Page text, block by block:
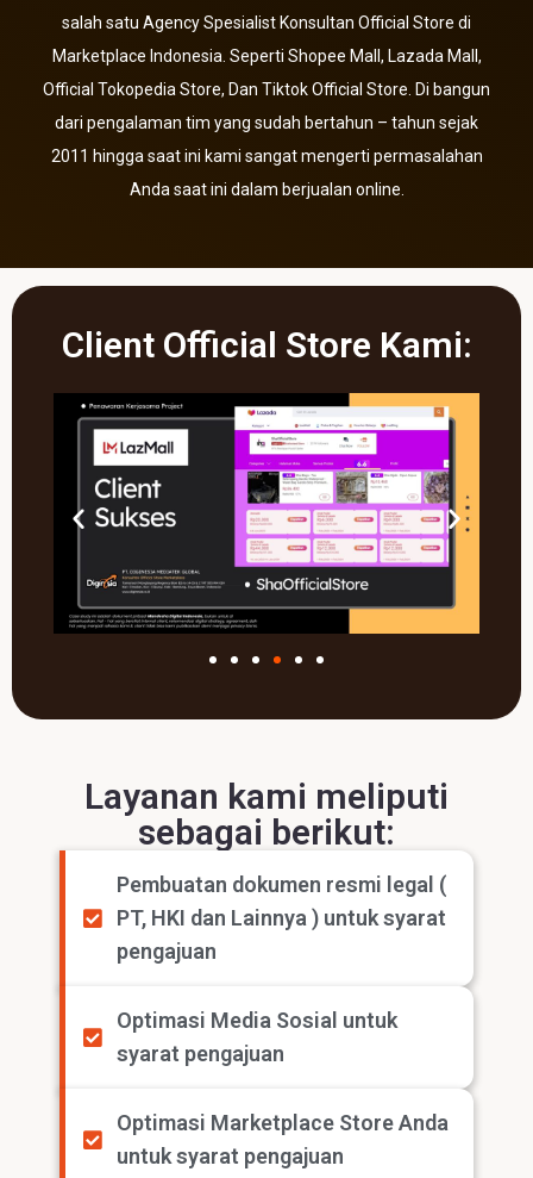
salah satu Agency Spesialist Konsultan Official Store di
Marketplace Indonesia. Seperti Shopee Mall, Lazada Mall,
Official Tokopedia Store, Dan Tiktok Official Store. Di bangun
dari pengalaman tim yang sudah bertahun – tahun sejak
2011 hingga saat ini kami sangat mengerti permasalahan
Anda saat ini dalam berjualan online.
Client Official Store Kami:
Layanan kami meliputi
sebagai berikut:
Pembuatan dokumen resmi legal (
PT, HKI dan Lainnya ) untuk syarat
pengajuan
Optimasi Media Sosial untuk
syarat pengajuan
Optimasi Marketplace Store Anda
untuk syarat pengajuan